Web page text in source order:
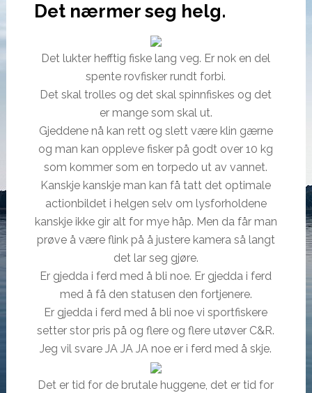
Det nærmer seg helg.
Det lukter hefftig fiske lang veg. Er nok en del
spente rovfisker rundt forbi.
Det skal trolles og det skal spinnfiskes og det
er mange som skal ut.
Gjeddene nå kan rett og slett være klin gærne
og man kan oppleve fisker på godt over 10 kg
som kommer som en torpedo ut av vannet.
Kanskje kanskje man kan få tatt det optimale
actionbildet i helgen selv om lysforholdene
kanskje ikke gir alt for mye håp. Men da får man
prøve å være flink på å justere kamera så langt
det lar seg gjøre.
Er gjedda i ferd med å bli noe. Er gjedda i ferd
med å få den statusen den fortjenere.
Er gjedda i ferd med å bli noe vi sportfiskere
setter stor pris på og flere og flere utøver C&R.
Jeg vil svare JA JA JA noe er i ferd med å skje.
Det er tid for de brutale huggene, det er tid for